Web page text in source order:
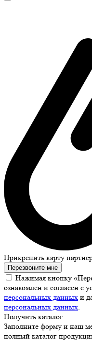
Прикрепить карту
Перезвоните мне
Нажимая кнопку
ознакомлен и согласен с
персональных данных и
персональных данных
Получить каталог
Заполните форму и наш
полный каталог